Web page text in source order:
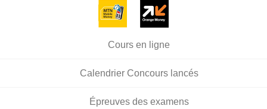
Cours en ligne
Calendrier Concours lancés
Épreuves des examens